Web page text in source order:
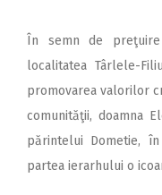
În semn de
localitatea Târlele-
promovarea valorilor
comunităţii, doamna
părintelui Dometie,
partea ierarhului o